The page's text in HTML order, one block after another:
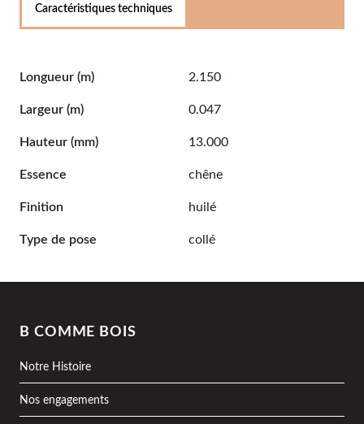
Caractéristiques techniques
Longueur (m) 2.150
Largeur (m) 0.047
Hauteur (mm) 13.000
Essence chêne
Finition huilé
Type de pose collé
B COMME BOIS
Notre Histoire
Nos engagements